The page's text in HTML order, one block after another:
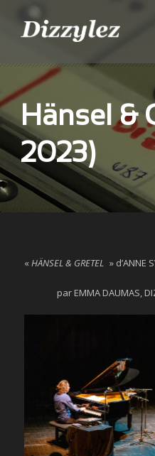
Hänsel &
2023)
«HÄNSEL & GRETEL » d’ANNE
par EMMA DAUMAS,